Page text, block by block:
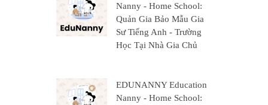
Nanny - Home School:
Quản Gia Bảo Mẫu Gia
Sư Tiếng Anh - Trường
Học Tại Nhà Gia Chủ
EDUNANNY Education
Nanny - Home School: